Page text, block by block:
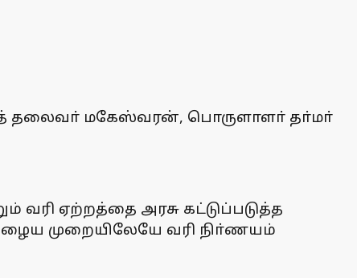
தலைவா் மகேஸ்வரன், பொருளாளா் தா்மா்
ஏற்றத்தை அரசு கட்டுப்படுத்த
முறையிலேயே வரி நிா்ணயம்